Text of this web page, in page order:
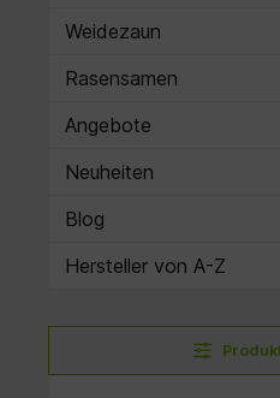
Weidezaun
Rasensamen
Angebote
Neuheiten
Blog
Hersteller von A-Z